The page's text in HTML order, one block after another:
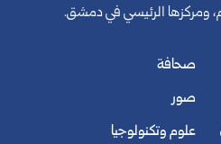
ومركزها الرئيسي في دمشق.
صحافة
صور
علوم وتكنولوجيا